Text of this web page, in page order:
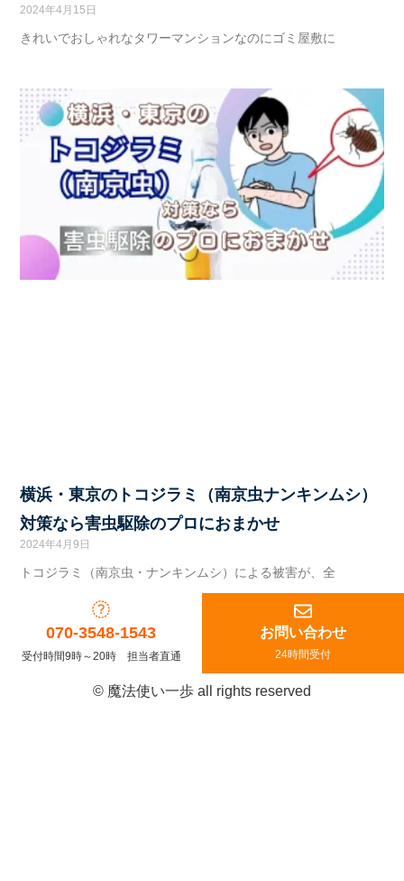
2024年4月15日
きれいでおしゃれなタワーマンションなのにゴミ屋敷に
横浜・東京のトコジラミ（南京虫ナンキンムシ）
対策なら害虫駆除のプロにおまかせ
2024年4月9日
トコジラミ（南京虫・ナンキンムシ）による被害が、全
070-3548-1543
受付時間9時～20時 担当者直通
お問い合わせ
24時間受付
© 魔法使い一歩 all rights reserved